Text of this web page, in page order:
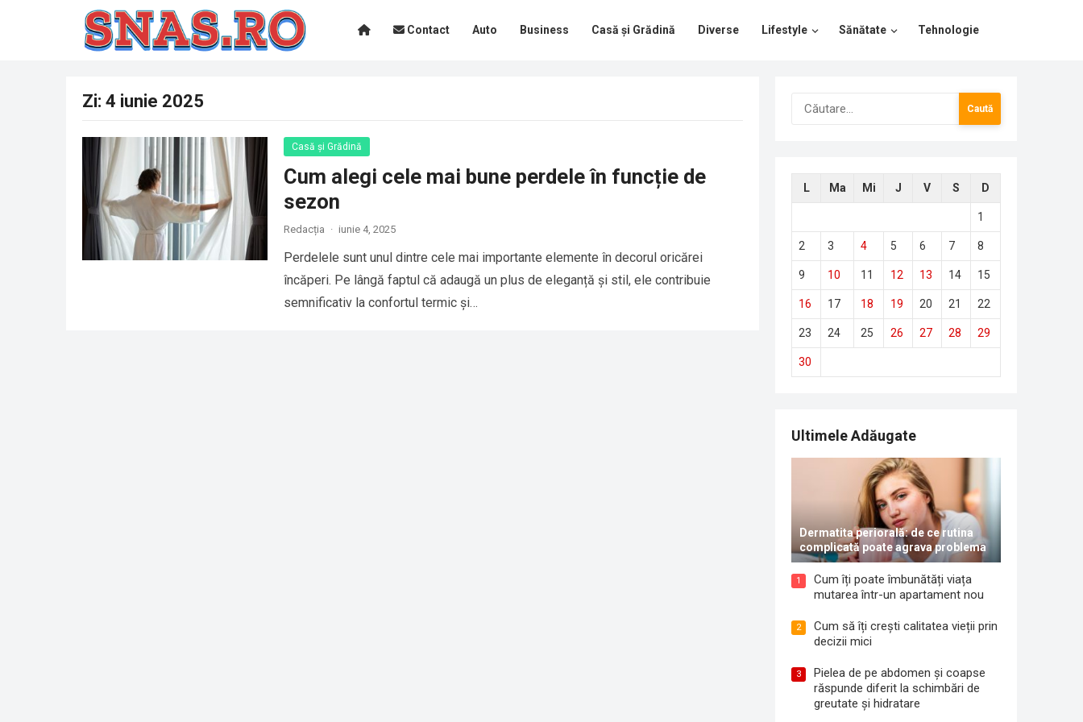
Contact Auto Business Casă și Grădină Diverse Lifestyle Sănătate Tehnologie
Zi: 4 iunie 2025
Casă și Grădină
Cum alegi cele mai bune perdele în funcție de
sezon
Redacția · iunie 4, 2025
Perdelele sunt unul dintre cele mai importante elemente în decorul oricărei
încăperi. Pe lângă faptul că adaugă un plus de eleganță și stil, ele contribuie
semnificativ la confortul termic și…
Caută
după:
L Ma Mi J V S D
1
2 3 4 5 6 7 8
9 10 11 12 13 14 15
16 17 18 19 20 21 22
23 24 25 26 27 28 29
30
Ultimele Adăugate
Dermatita periorală: de ce rutina
complicată poate agrava problema
1
Cum îți poate îmbunătăți viața
mutarea într-un apartament nou
2
Cum să îți crești calitatea vieții prin
decizii mici
3
Pielea de pe abdomen și coapse
răspunde diferit la schimbări de
greutate și hidratare